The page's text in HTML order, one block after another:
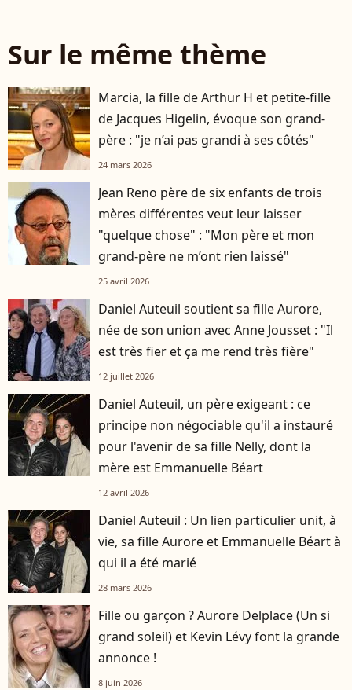
Sur le même thème
Marcia, la fille de Arthur H et petite-fille
de Jacques Higelin, évoque son grand-
père : "je n’ai pas grandi à ses côtés"
24 mars 2026
Jean Reno père de six enfants de trois
mères différentes veut leur laisser
"quelque chose" : "Mon père et mon
grand-père ne m’ont rien laissé"
25 avril 2026
Daniel Auteuil soutient sa fille Aurore,
née de son union avec Anne Jousset : "Il
est très fier et ça me rend très fière"
12 juillet 2026
Daniel Auteuil, un père exigeant : ce
principe non négociable qu'il a instauré
pour l'avenir de sa fille Nelly, dont la
mère est Emmanuelle Béart
12 avril 2026
Daniel Auteuil : Un lien particulier unit, à
vie, sa fille Aurore et Emmanuelle Béart à
qui il a été marié
28 mars 2026
Fille ou garçon ? Aurore Delplace (Un si
grand soleil) et Kevin Lévy font la grande
annonce !
8 juin 2026